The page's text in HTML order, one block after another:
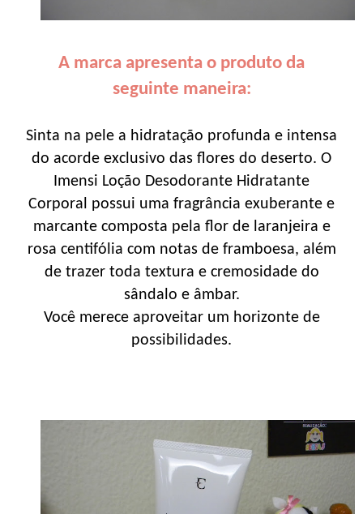
A marca apresenta o produto da
seguinte maneira:
Sinta na pele a hidratação profunda e intensa
do acorde exclusivo das flores do deserto. O
Imensi Loção Desodorante Hidratante
Corporal possui uma fragrância exuberante e
marcante composta pela flor de laranjeira e
rosa centifólia com notas de framboesa, além
de trazer toda textura e cremosidade do
sândalo e âmbar.
Você merece aproveitar um horizonte de
possibilidades.